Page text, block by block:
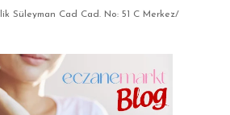
Süleyman Cad Cad. No: 51 C Merkez/